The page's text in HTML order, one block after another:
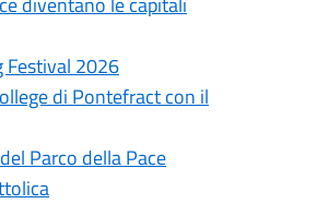
Festival 2026
di Pontefract con il
Parco della Pace